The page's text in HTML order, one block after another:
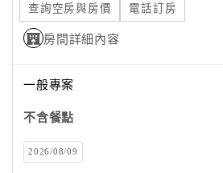
商
品
宣
查詢空房與房價 電話訂房
房間詳細內容
一般專案
不含餐點
2026/08/09